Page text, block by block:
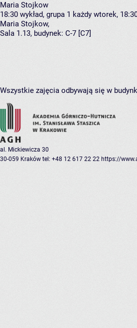
Maria Stojkow
18:30 wykład, grupa 1 każdy wtorek,
Maria Stojkow,
Sala 1.13, budynek: C-7 [C7]
Wszystkie zajęcia odbywają się w
al. Mickiewicza 30
30-059 Kraków tel: +48 12 617 22 22 https://